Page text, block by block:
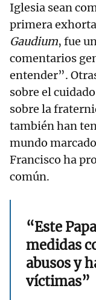
Iglesia sean
primera
Gaudium, fue
comentarios
entender”.
sobre el
sobre la
también han
mundo
Francisco ha
común.
“Este
medidas
abusos y
víctimas”